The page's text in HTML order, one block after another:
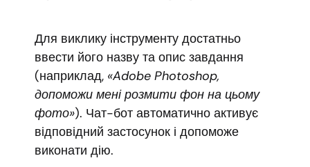
Для виклику інструменту достатньо
ввести його назву та опис завдання
(наприклад, «Adobe Photoshop,
допоможи мені розмити фон на цьому
фото»). Чат-бот автоматично активує
відповідний застосунок і допоможе
виконати дію.